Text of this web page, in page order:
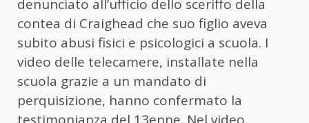
denunciato all’ufficio dello sceriffo della
contea di Craighead che suo figlio aveva
subito abusi fisici e psicologici a scuola. I
video delle telecamere, installate nella
scuola grazie a un mandato di
perquisizione, hanno confermato la